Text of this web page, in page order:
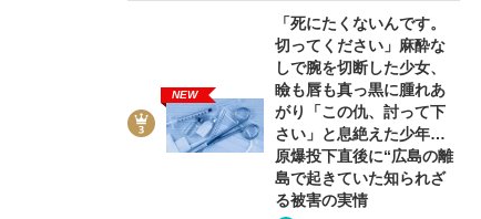
NEW
「死にたくないんです。
切ってください」麻酔な
しで腕を切断した少女、
瞼も唇も真っ黒に腫れあ
がり「この仇、討って下
さい」と息絶えた少年…
原爆投下直後に“広島の離
島で起きていた知られざ
る被害の実情